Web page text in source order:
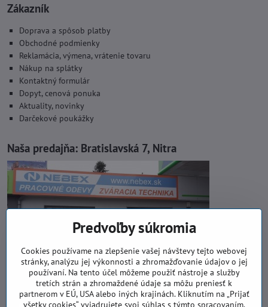
Zákazník
Doprava a spôsob platby
Obchodné podmienky
Reklamácia, výmena, vrátenie tovaru
Nákup na splátky
Kontaktný formulár
Dopyt, cenová ponuka
Aktuality, novinky
Darčekové poukážky
Naša predajňa: Bratislavská 7, Nitra
Predvoľby súkromia
Cookies používame na zlepšenie vašej návštevy tejto webovej
stránky, analýzu jej výkonnosti a zhromažďovanie údajov o jej
používaní. Na tento účel môžeme použiť nástroje a služby
tretích strán a zhromaždené údaje sa môžu preniesť k
partnerom v EÚ, USA alebo iných krajinách. Kliknutím na „Prijať
všetky cookies“ vyjadrujete svoj súhlas s týmto spracovaním.